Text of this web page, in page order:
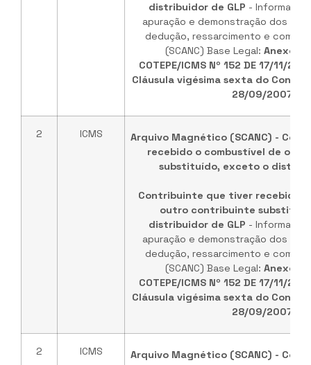
distribuidor de GLP -
apuração e demonstração dos
dedução, ressarcimento e
(SCANC) Base Legal: Anexo
COTEPE/ICMS Nº 152 DE 17/11/
Cláusula vigésima sexta do
28/09/2007
2 ICMS
Arquivo Magnético (SCANC) -
recebido o combustível de
substituído, exceto o
Contribuinte que tiver recebido
outro contribuinte
distribuidor de GLP -
apuração e demonstração dos
dedução, ressarcimento e
(SCANC) Base Legal: Anexo
COTEPE/ICMS Nº 152 DE 17/11/
Cláusula vigésima sexta do
28/09/2007
2 ICMS
Arquivo Magnético (SCANC) -